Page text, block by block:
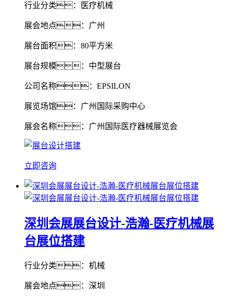
行业分类：医疗机械
展会地点：广州
展台面积：80平方米
展台规模：中型展台
公司名称：EPSILON
展览场馆：广州国际采购中心
展会名称：广州国际医疗器械展览会
立即咨询
深圳会展展台设计-浩瀚-医疗机械展
台展位搭建
行业分类：机械
展会地点：深圳